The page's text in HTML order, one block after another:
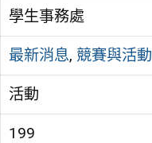
學生事務處
最新消息, 競賽與活動
活動
199